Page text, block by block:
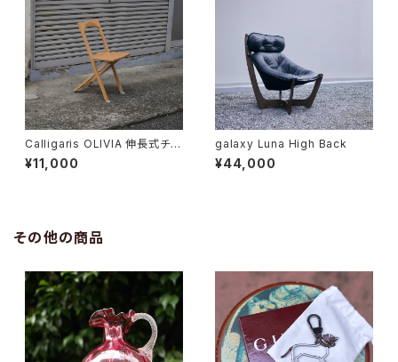
Calligaris OLIVIA 伸長式チェ
ア
¥11,000
galaxy Luna High Back
¥44,000
その他の商品